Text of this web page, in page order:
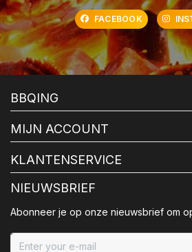
FACEBOOK
BBQING
MIJN ACCOUNT
KLANTENSERVICE
NIEUWSBRIEF
Abonneer je op onze nieuwsbrief om